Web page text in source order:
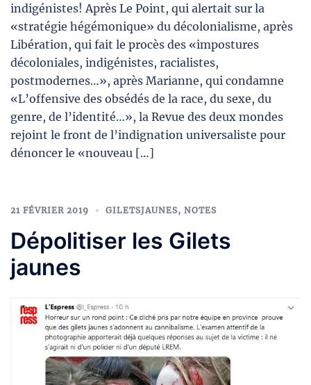
indigénistes! Après Le Point, qui alertait sur la
«stratégie hégémonique» du décolonialisme, après
Libération, qui fait le procès des «impostures
décoloniales, indigénistes, racialistes,
postmodernes…», après Marianne, qui condamne
«L’offensive des obsédés de la race, du sexe, du
genre, de l’identité…», la Revue des deux mondes
rejoint le front de l’indignation universaliste pour
dénoncer le «nouveau […]
21 FÉVRIER 2019 GILETSJAUNES, NOTES
Dépolitiser les Gilets
jaunes